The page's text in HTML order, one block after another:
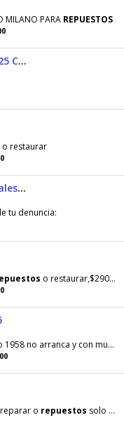
MILANO PARA REPUESTOS
Motoneta Siambretta 125 Completa
o restaurar
Vendo Repuestos Originales de Siambretta
tu denuncia:
o restaurar,$2900,no menos de eso
no arranca y con muchos
o repuestos solo tengo fotocopia del título ,escucho oferta